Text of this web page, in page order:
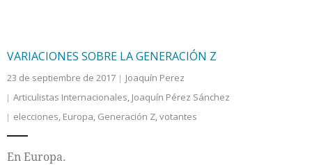
VARIACIONES SOBRE LA GENERACIÓN Z
23 de septiembre de 2017
Joaquín Perez
Articulistas Internacionales, Joaquín Pérez Sánchez
elecciones, Europa, Generación Z,votantes
En Europa.